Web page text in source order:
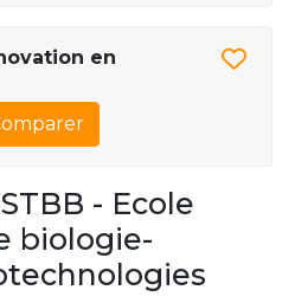
en
- Ecole
biologie-